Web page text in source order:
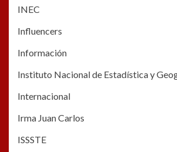
INEC
Influencers
Información
Instituto Nacional de Estadística y
Internacional
Irma Juan Carlos
ISSSTE